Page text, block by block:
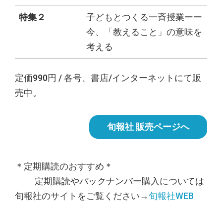
特集２
子どもとつくる一斉授業ーー
今、「教えること」の意味を
考える
定価990円 / 各号、書店/インターネットにて販
売中。
旬報社 販売ページへ
＊定期購読のおすすめ＊
定期購読やバックナンバー購入については
旬報社のサイトをご覧ください→旬報社WEB